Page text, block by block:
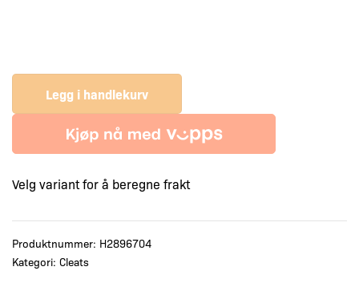
Legg i handlekurv
Velg variant for å beregne frakt
Produktnummer: H2896704
Kategori: Cleats